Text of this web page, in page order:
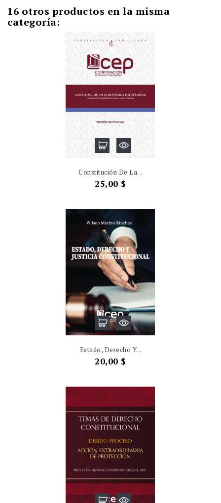
16 otros productos en la misma
categoría:
Constitución De La...
Precio
25,00 $
Estado, Derecho Y...
Precio
20,00 $